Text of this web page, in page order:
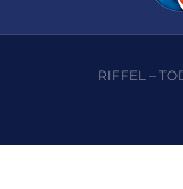
RIFFEL –